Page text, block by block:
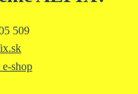
509
e-shop